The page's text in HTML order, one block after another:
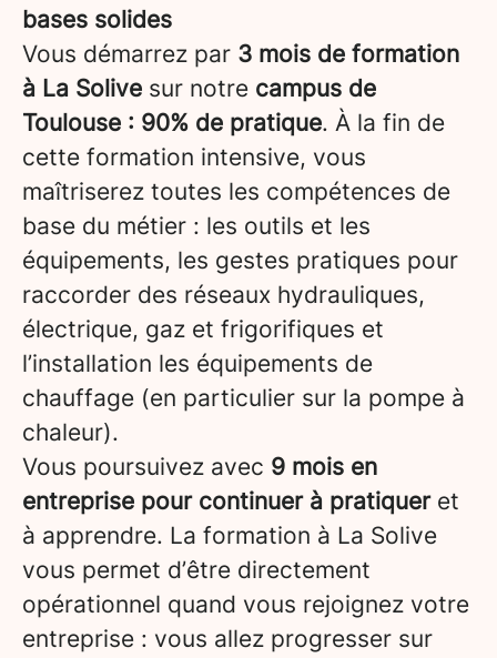
bases solides
Vous démarrez par 3 mois de formation
à La Solive sur notre campus de
Toulouse : 90% de pratique. À la fin de
cette formation intensive, vous
maîtriserez toutes les compétences de
base du métier : les outils et les
équipements, les gestes pratiques pour
raccorder des réseaux hydrauliques,
électrique, gaz et frigorifiques et
l’installation les équipements de
chauffage (en particulier sur la pompe à
chaleur).
Vous poursuivez avec 9 mois en
entreprise pour continuer à pratiqueret
à apprendre. La formation à La Solive
vous permet d’être directement
opérationnel quand vous rejoignez votre
entreprise : vous allez progresser sur